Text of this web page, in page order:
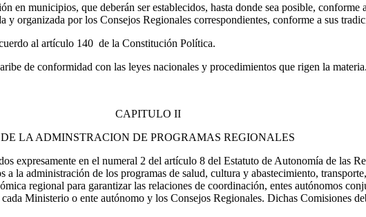
municipios, que deberán ser establecidos, hasta donde sea posible, conforme
organizada por los Consejos Regionales correspondientes, conforme a sus
al artículo 140 de la Constitución Política.
de conformidad con las leyes nacionales y procedimientos que rigen la materia.
CAPITULO II
DE LA ADMINSTRACION DE PROGRAMAS REGIONALES
expresamente en el numeral 2 del artículo 8 del Estatuto de Autonomía de las
la administración de los programas de salud, cultura y abastecimiento,
regional para garantizar las relaciones de coordinación, entes autónomos
Ministerio o ente autónomo y los Consejos Regionales. Dichas Comisiones